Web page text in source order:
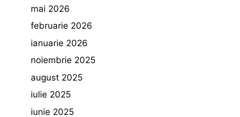
mai 2026
februarie 2026
ianuarie 2026
noiembrie 2025
august 2025
iulie 2025
iunie 2025